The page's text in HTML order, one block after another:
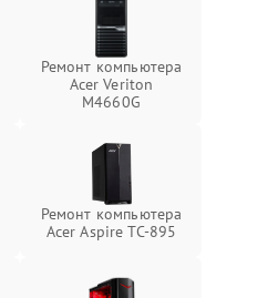
Ремонт компьютера
Acer Veriton
M4660G
Ремонт компьютера
Acer Aspire TC-895